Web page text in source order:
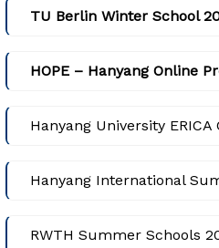
TU Berlin Winter School
HOPE – Hanyang Online
Hanyang University
Hanyang International
RWTH Summer Schools